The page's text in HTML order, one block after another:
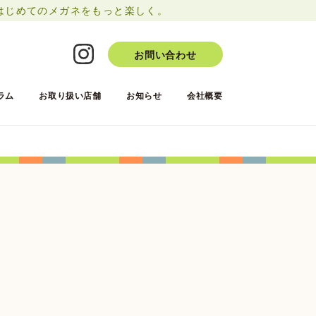
めてのメガネをもっと楽しく。
お問い合わせ
ム お取り扱い店舗 お知らせ 会社概要